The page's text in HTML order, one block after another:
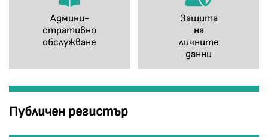
Админи-
стративно
обслужване
Защита
на
личните
данни
Публичен регистър